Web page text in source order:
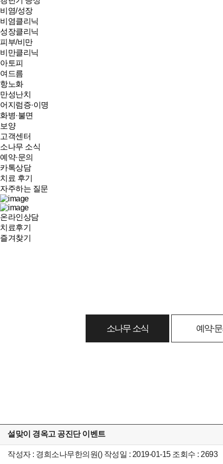
비염/성장
비염클리닉
성장클리닉
피부/비만
비만클리닉
아토피
여드름
항노화
만성난치
어지럼증·이명
화병·불면
보양
고객센터
소나무 소식
예약·문의
카톡상담
치료 후기
자주하는 질문
온라인상담
치료후기
즐겨찾기
소나무 소식 예약·
설맞이 경옥고 공진단 이벤트
작성자 : 경희소나무한의원() 작성일 : 2019-01-15 조회수 : 2693